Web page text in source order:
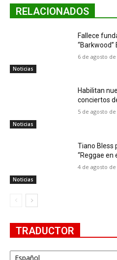
RELACIONADOS
Noticias
Fallece
“Barkwood”
6 de agosto de
Noticias
Habilitan
conciertos
5 de agosto de
Noticias
Tiano Bless
“Reggae en
4 de agosto de
TRADUCTOR